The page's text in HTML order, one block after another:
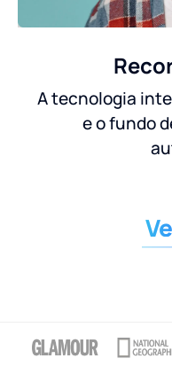
A tecnologia
e o fundo